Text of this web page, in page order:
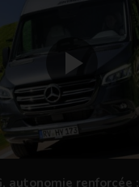
autonomie renforcée :